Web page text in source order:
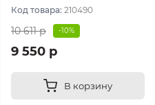
Код товара: 210490
10 611 р -10%
9 550 р
В корзину